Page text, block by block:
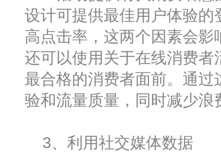
设计可提供最佳用户体验
高点击率，这两个因素会
还可以使用关于在线消费
最合格的消费者面前。通
验和流量质量，同时减少浪
3、利用社交媒体数据